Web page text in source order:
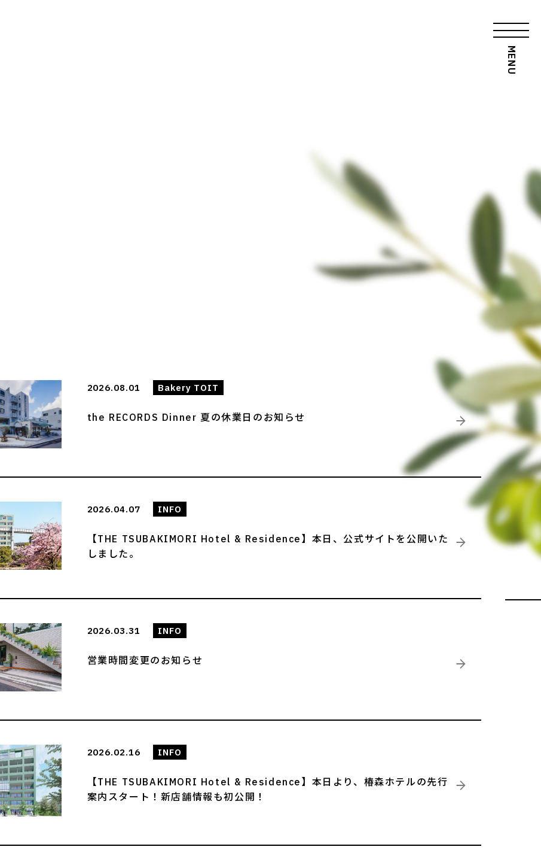
2026.08.01 Bakery TOIT
the RECORDS Dinner 夏の休業日のお知らせ
2026.04.07 INFO
【THE TSUBAKIMORI Hotel & Residence】本日、公式サイトを公開いた
しました。
2026.03.31 INFO
営業時間変更のお知らせ
2026.02.16 INFO
【THE TSUBAKIMORI Hotel & Residence】本日より、椿森ホテルの先行
案内スタート！新店舗情報も初公開！